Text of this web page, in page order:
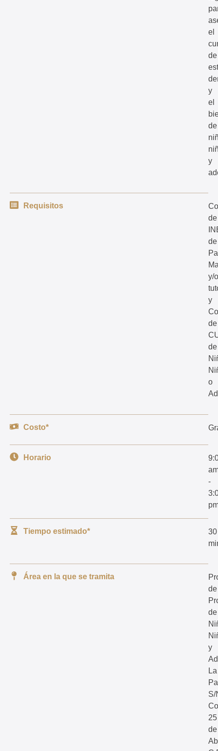
el
de
y
el
de
y
Requisitos
de
de
y/o
y
de
de
o
Costo*
Horario
-
Tiempo estimado*
30
Área en la que se tramita
de
de
y
La
S/
25
de